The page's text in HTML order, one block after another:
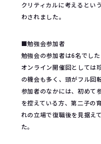
クリティカルに考えるとい
わされました。
■勉強会参加者
勉強会の参加者は6名でした
オンライン開催回としては
の機会も多く、頭がフル回
参加者のなかには、初めて
を控えている方、第二子の
れの立場で復職後を見据え
た。